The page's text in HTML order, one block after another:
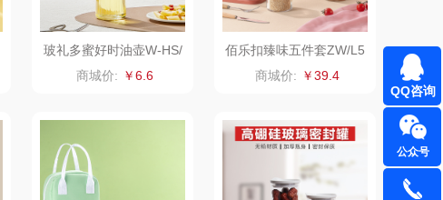
商）
立时olayks
品胜 百事（饮具类）
西屋（风扇类）
玻礼多蜜好时油壶W-HS/
商城价: ￥6.6
佰乐扣臻味五件套ZW/L5
商城价: ￥39.4
QQ咨询
公众号